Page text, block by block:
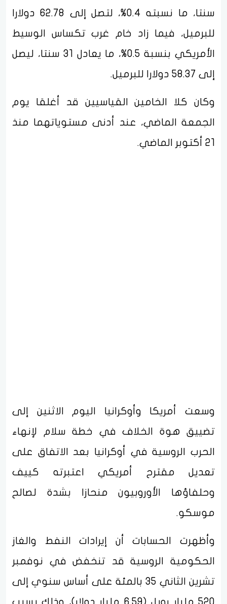
سنتا، ما نسبته 0.4%، لتصل إلى 62.78 دولارا
للبرميل، فيما زاد خام غرب تكساس الوسيط
الأمريكي بنسبة 0.5%، ما يعادل 31 سنتا، ليصل
إلى 58.37 دولارا للبرميل.
وكان كلا الخامين القياسيين قد أغلقا يوم
الجمعة الماضي، عند أدنى مستوياتهما منذ
21 أكتوبر الماضي.
وسعت أمريكا وأوكرانيا اليوم الاثنين إلى
تضييق هوة الخلاف في خطة سلام لإنهاء
الحرب الروسية في أوكرانيا بعد الاتفاق على
تعديل مقترح أمريكي اعتبرته كييف
وحلفاؤها الأوروبيون منحازا بشدة لصالح
موسكو.
وأظهرت الحسابات أن إيرادات النفط والغاز
الحكومية الروسية قد تنخفض في نوفمبر
تشرين الثاني 35 بالمئة على أساس سنوي إلى
520 مليار روبل (6.59 مليار دولار)، وذلك بسبب